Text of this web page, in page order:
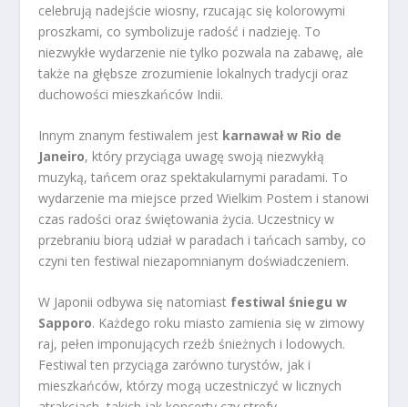
celebrują nadejście wiosny, rzucając się kolorowymi
proszkami, co symbolizuje radość i nadzieję. To
niezwykłe wydarzenie nie tylko pozwala na zabawę, ale
także na głębsze zrozumienie lokalnych tradycji oraz
duchowości mieszkańców Indii.
Innym znanym festiwalem jest karnawał w Rio de
Janeiro, który przyciąga uwagę swoją niezwykłą
muzyką, tańcem oraz spektakularnymi paradami. To
wydarzenie ma miejsce przed Wielkim Postem i stanowi
czas radości oraz świętowania życia. Uczestnicy w
przebraniu biorą udział w paradach i tańcach samby, co
czyni ten festiwal niezapomnianym doświadczeniem.
W Japonii odbywa się natomiast festiwal śniegu w
Sapporo. Każdego roku miasto zamienia się w zimowy
raj, pełen imponujących rzeźb śnieżnych i lodowych.
Festiwal ten przyciąga zarówno turystów, jak i
mieszkańców, którzy mogą uczestniczyć w licznych